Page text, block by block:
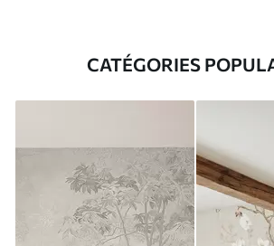
CATÉGORIES